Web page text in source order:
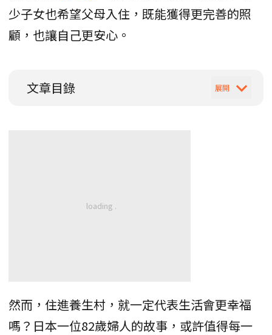
少子女也希望父母入住，既能獲得更完善的照
顧，也讓自己更安心。
文章目錄
然而，住進養生村，就一定代表生活會更幸福
嗎？日本一位82歲婦人的故事，或許值得每一